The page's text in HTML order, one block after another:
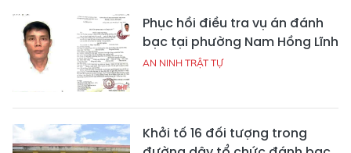
Phục hồi điều tra vụ án đánh
bạc tại phường Nam Hồng Lĩnh
AN NINH TRẬT TỰ
Khởi tố 16 đối tượng trong